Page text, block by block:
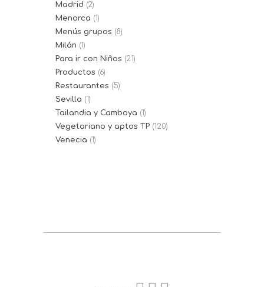
Madrid (2)
Menorca (1)
Menús grupos (8)
Milán (1)
Para ir con Niños (21)
Productos (6)
Restaurantes (5)
Sevilla (1)
Tailandia y Camboya (1)
Vegetariano y aptos TP (120)
Venecia (1)